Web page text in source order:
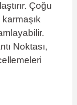
Çoğu
Noktası,